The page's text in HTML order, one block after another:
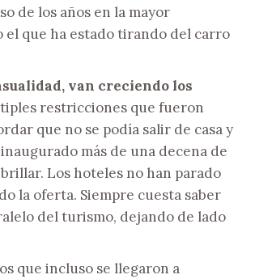
de los años en la mayor
que ha estado tirando del carro
van creciendo los
restricciones que fueron
que no se podía salir de casa y
más de una decena de
Los hoteles no han parado
la oferta. Siempre cuesta saber
del turismo, dejando de lado
que incluso se llegaron a